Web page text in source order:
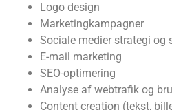
Logo design
Marketingkampagner
Sociale medier strategi og
E-mail marketing
SEO-optimering
Analyse af webtrafik og
Content creation (tekst,